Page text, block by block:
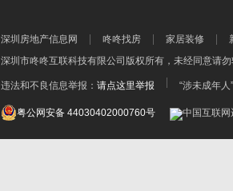
深圳房地产信息网 咚咚找房 家居装修
深圳市咚咚互联科技有限公司 版权所有，未经同意请
违法和不良信息举报： 请点这里举报 “涉未成年人
粤公网安备 44030402000760号